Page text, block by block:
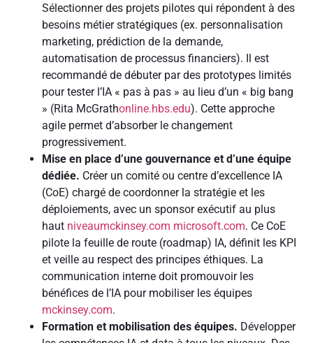
Sélectionner des projets pilotes qui répondent à des
besoins métier stratégiques (ex. personnalisation
marketing, prédiction de la demande,
automatisation de processus financiers). Il est
recommandé de débuter par des prototypes limités
pour tester l’IA « pas à pas » au lieu d’un « big bang
» (Rita McGrathonline.hbs.edu). Cette approche
agile permet d’absorber le changement
progressivement.
Mise en place d’une gouvernance et d’une équipe
dédiée. Créer un comité ou centre d’excellence IA
(CoE) chargé de coordonner la stratégie et les
déploiements, avec un sponsor exécutif au plus
haut niveaumckinsey.com microsoft.com. Ce CoE
pilote la feuille de route (roadmap) IA, définit les KPI
et veille au respect des principes éthiques. La
communication interne doit promouvoir les
bénéfices de l’IA pour mobiliser les équipes
mckinsey.com.
Formation et mobilisation des équipes. Développer